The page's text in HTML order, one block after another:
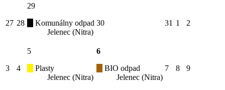
27 28
29
Komunálny odpad
Jelenec (Nitra)
30 31 1 2
3 4
5
Plasty
Jelenec (Nitra)
6
BIO odpad
Jelenec (Nitra)
7 8 9